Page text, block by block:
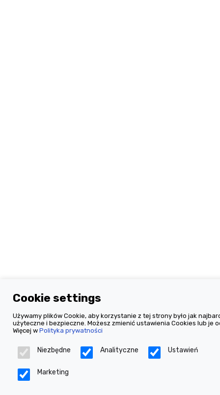
Cookie settings
Używamy plików Cookie, aby korzystanie z tej strony było jak
użyteczne i bezpieczne. Możesz zmienić ustawienia Cookies lub je
Więcej w Polityka prywatności
Niezbędne Analityczne Ustawień
Marketing